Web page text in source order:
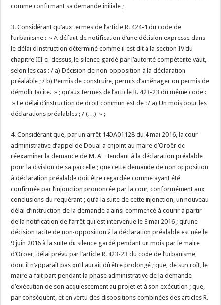
comme confirmant sa demande initiale ;
3. Considérant qu’aux termes de l’article R. 424-1 du code de
l’urbanisme : » A défaut de notification d’une décision expresse dans
le délai d’instruction déterminé comme il est dit à la section IV du
chapitre III ci-dessus, le silence gardé par l’autorité compétente vaut,
selon les cas : / a) Décision de non-opposition à la déclaration
préalable ; / b) Permis de construire, permis d’aménager ou permis de
démolir tacite. » ; qu’aux termes de l’article R. 423-23 du même code :
» Le délai d’instruction de droit commun est de : / a) Un mois pour les
déclarations préalables ; / (…) » ;
4. Considérant que, par un arrêt 14DA01128 du 4 mai 2016, la cour
administrative d’appel de Douai a enjoint au maire d’Oroër de
réexaminer la demande de M. A…tendant à la déclaration préalable
pour la division de sa parcelle ; que cette demande de non opposition
à déclaration préalable doit être regardée comme ayant été
confirmée par l’injonction prononcée par la cour, conformément aux
conclusions du requérant ; qu’à la suite de cette injonction, un nouveau
délai d’instruction de la demande a ainsi commencé à courir à partir
de la notification de l’arrêt qui est intervenue le 9 mai 2016 ; qu’une
décision tacite de non-opposition à la déclaration préalable est née le
9 juin 2016 à la suite du silence gardé pendant un mois par le maire
d’Oroër, délai prévu par l’article R. 423-23 du code de l’urbanisme,
dont il n’apparaît pas qu’il aurait dû être prolongé ; que, de surcroît, le
maire a fait part pendant la phase administrative de la demande
d’exécution de son acquiescement au projet et à son exécution ; que,
par conséquent, et en vertu des dispositions combinées des articles R.